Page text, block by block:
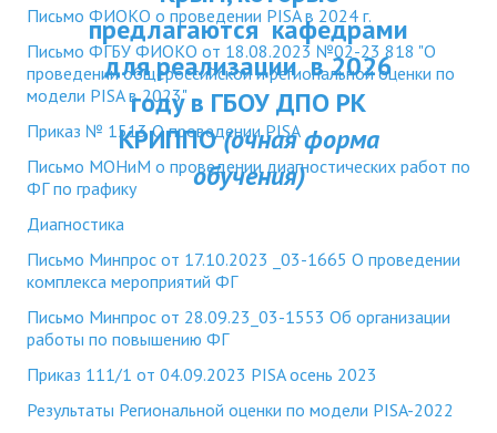
ДПО
Профессиональная переподготовка
Повышение квалификации
КОНТАКТЫ
ДПП ПК:
Актуальное
предлагаются кафедрами
для реализации в 2026
году в ГБОУ ДПО РК
КРИППО(очная форма
обучения)
Письмо ФИОКО о проведении PISA в 2024 г.
Письмо ФГБУ ФИОКО от 18.08.2023 №02-23 818 "О
проведении общероссийской и региональной оценки по
модели PISA в 2023"
Приказ № 1513 О проведении PISA
Письмо МОНиМ о проведении диагностических работ по
ФГ по графику
Диагностика
Письмо Минпрос от 17.10.2023 _03-1665 О проведении
комплекса мероприятий ФГ
Письмо Минпрос от 28.09.23_03-1553 Об организации
работы по повышению ФГ
Приказ 111/1 от 04.09.2023 PISA осень 2023
Результаты Региональной оценки по модели PISA-2022